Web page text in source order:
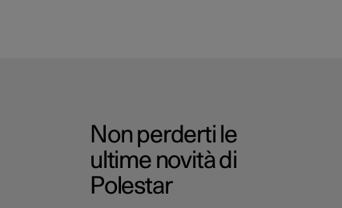
Non perderti le
ultime novità di
Polestar